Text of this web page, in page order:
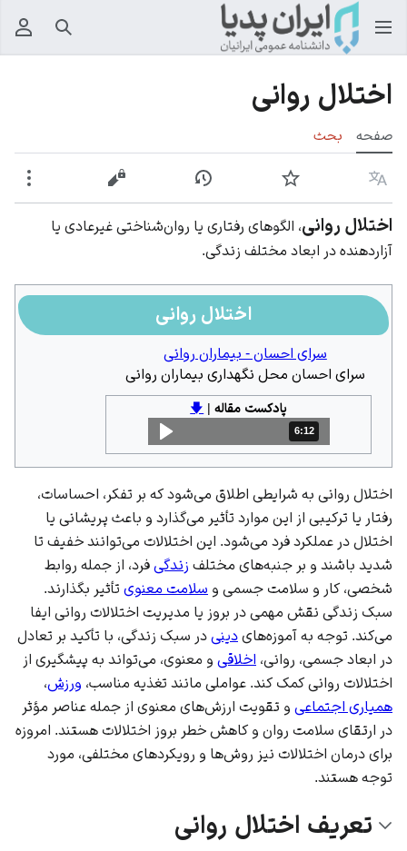
جستجو
اختلال روانی
صفحه بحث
زبان پیگیری نمایش تاریخچهنمایش مبدأ
اختلال روانی، الگوهای رفتاری یا روان‌شناختی غیرعادی یا
آزاردهنده در ابعاد مختلف زندگی.
اختلال روانی
سرای احسان - بیماران روانی
سرای احسان محل نگهداری بیماران روانی
پادکست مقاله|
🡇
مدت: 6 دقیقه و 12 ثانیه
6:12
اختلال روانی به شرایطی اطلاق می‌شود که بر تفکر، احساسات،
رفتار یا ترکیبی از این موارد تأثیر می‌گذارد و باعث پریشانی یا
اختلال در عملکرد فرد می‌شود. این اختلالات می‌توانند خفیف تا
شدید باشند و بر جنبه‌های مختلف زندگی فرد، از جمله روابط
شخصی، کار و سلامت جسمی و سلامت معنوی تأثیر بگذارند.
سبک زندگی نقش مهمی در بروز یا مدیریت اختلالات روانی ایفا
می‌کند. توجه به آموزه‌های دینی در سبک زندگی، با تأکید بر تعادل
در ابعاد جسمی، روانی، اخلاقی و معنوی، می‌تواند به پیشگیری از
اختلالات روانی کمک کند. عواملی مانند تغذیه مناسب، ورزش،
همیاری اجتماعی و تقویت ارزش‌های معنوی از جمله عناصر مؤثر
در ارتقای سلامت روان و کاهش خطر بروز اختلالات هستند. امروزه
برای درمان اختلالات نیز روش‌ها و رویکردهای مختلفی، مورد
توجه هستند.
تعریف اختلال روانی